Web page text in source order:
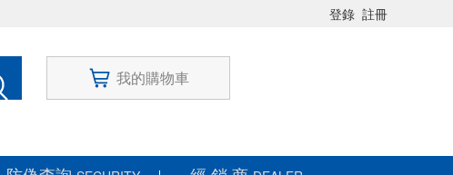
登錄 註冊
我的購物車